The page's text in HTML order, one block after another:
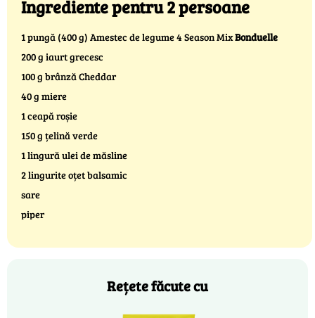
Ingrediente pentru 2 persoane
1 pungă (400 g) Amestec de legume 4 Season MixBonduelle
200 g iaurt grecesc
100 g brânză Cheddar
40 g miere
1 ceapă roșie
150 g țelină verde
1 lingură ulei de măsline
2 lingurite oțet balsamic
sare
piper
Rețete făcute cu